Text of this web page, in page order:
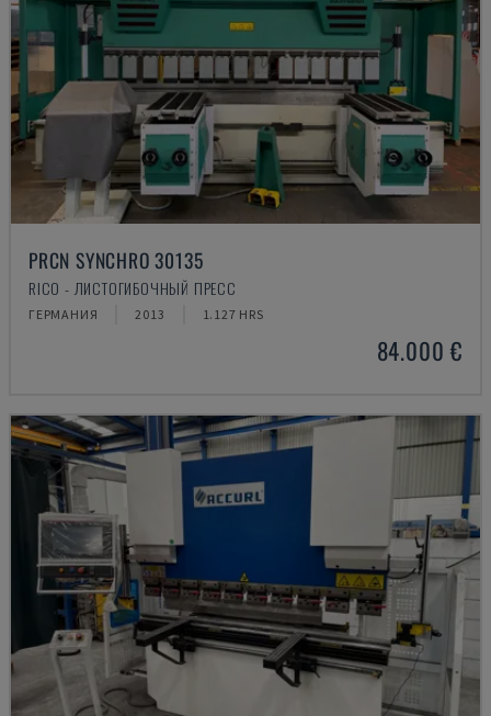
PRCN SYNCHRO 30135
RICO - ЛИСТОГИБОЧНЫЙ ПРЕСС
ГЕРМАНИЯ 2013 1.127 HRS
84.000 €